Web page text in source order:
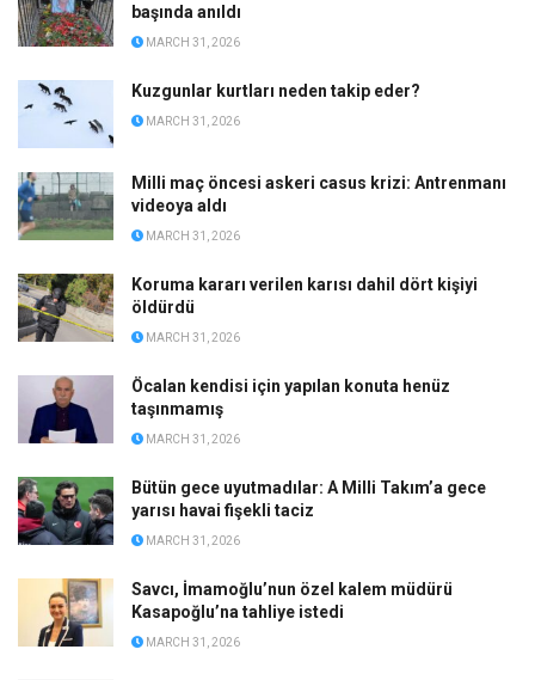
başında anıldı
MARCH 31, 2026
Kuzgunlar kurtları neden takip eder?
MARCH 31, 2026
Milli maç öncesi askeri casus krizi: Antrenmanı
videoya aldı
MARCH 31, 2026
Koruma kararı verilen karısı dahil dört kişiyi
öldürdü
MARCH 31, 2026
Öcalan kendisi için yapılan konuta henüz
taşınmamış
MARCH 31, 2026
Bütün gece uyutmadılar: A Milli Takım’a gece
yarısı havai fişekli taciz
MARCH 31, 2026
Savcı, İmamoğlu’nun özel kalem müdürü
Kasapoğlu’na tahliye istedi
MARCH 31, 2026